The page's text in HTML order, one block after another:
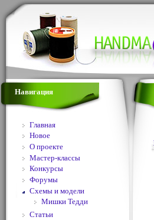
Навигация
Главная
Новое
О проекте
Мастер-классы
Конкурсы
Форумы
Схемы и модели
Мишки Тедди
Статьи